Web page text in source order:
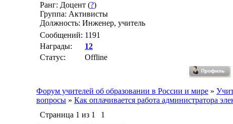
Ранг: Доцент (?)
Группа: Активисты
Должность: Инженер, учитель
Сообщений: 1191
Награды:
12
Статус:
Offline
Форум учителей об образовании в России и мире »
вопросы » Как оплачивается работа администратора
Страница 1 из 1
1